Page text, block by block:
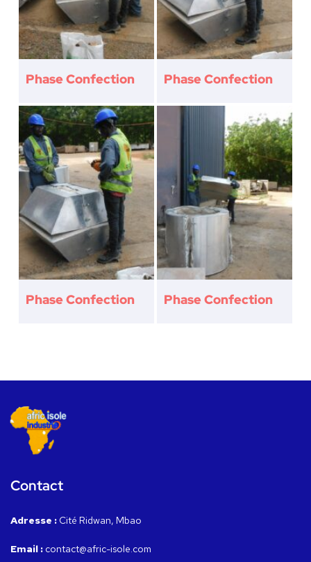
Phase Confection Phase Confection
Phase Confection Phase Confection
Contact
Adresse : Cité Ridwan, Mbao
Email : contact@afric-isole.com